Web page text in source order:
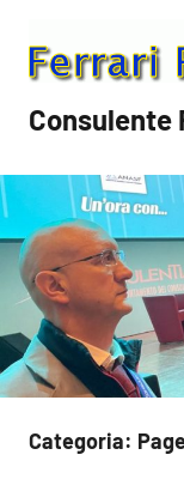
contenuto
Consulente
Categoria: